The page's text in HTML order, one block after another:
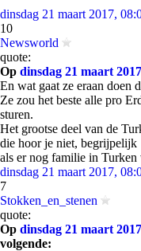
dinsdag 21 maart 2017,
10
Newsworld
quote:
Op dinsdag 21 maart
En wat gaat ze eraan doen
Ze zou het beste alle pro
sturen.
Het grootse deel van de
die hoor je niet, begrijpelijk
als er nog familie in
dinsdag 21 maart 2017,
7
Stokken_en_stenen
quote:
Op dinsdag 21 maart
volgende: